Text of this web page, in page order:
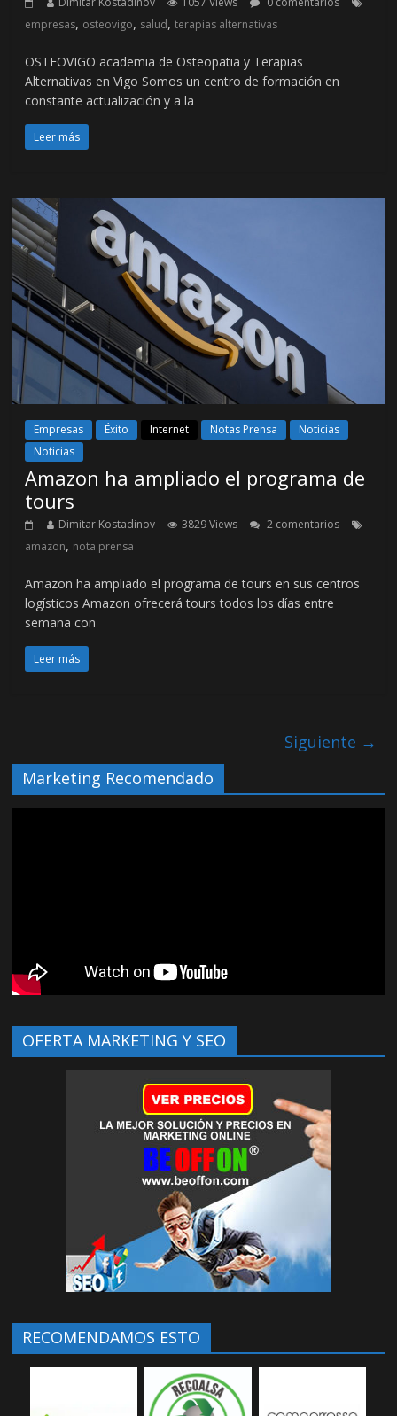
empresas, osteovigo, salud,terapias alternativas
OSTEOVIGO academia de Osteopatia y Terapias
Alternativas en Vigo Somos un centro de formación en
constante actualización y a la
Leer más
Empresas Éxito Internet Notas Prensa
Noticias
Noticias
Amazon ha ampliado el programa de
tours
Dimitar Kostadinov 3829 Views
2 comentarios
amazon, nota prensa
Amazon ha ampliado el programa de tours en sus centros
logísticos Amazon ofrecerá tours todos los días entre
semana con
Leer más
Siguiente →
Marketing Recomendado
OFERTA MARKETING Y SEO
RECOMENDAMOS ESTO